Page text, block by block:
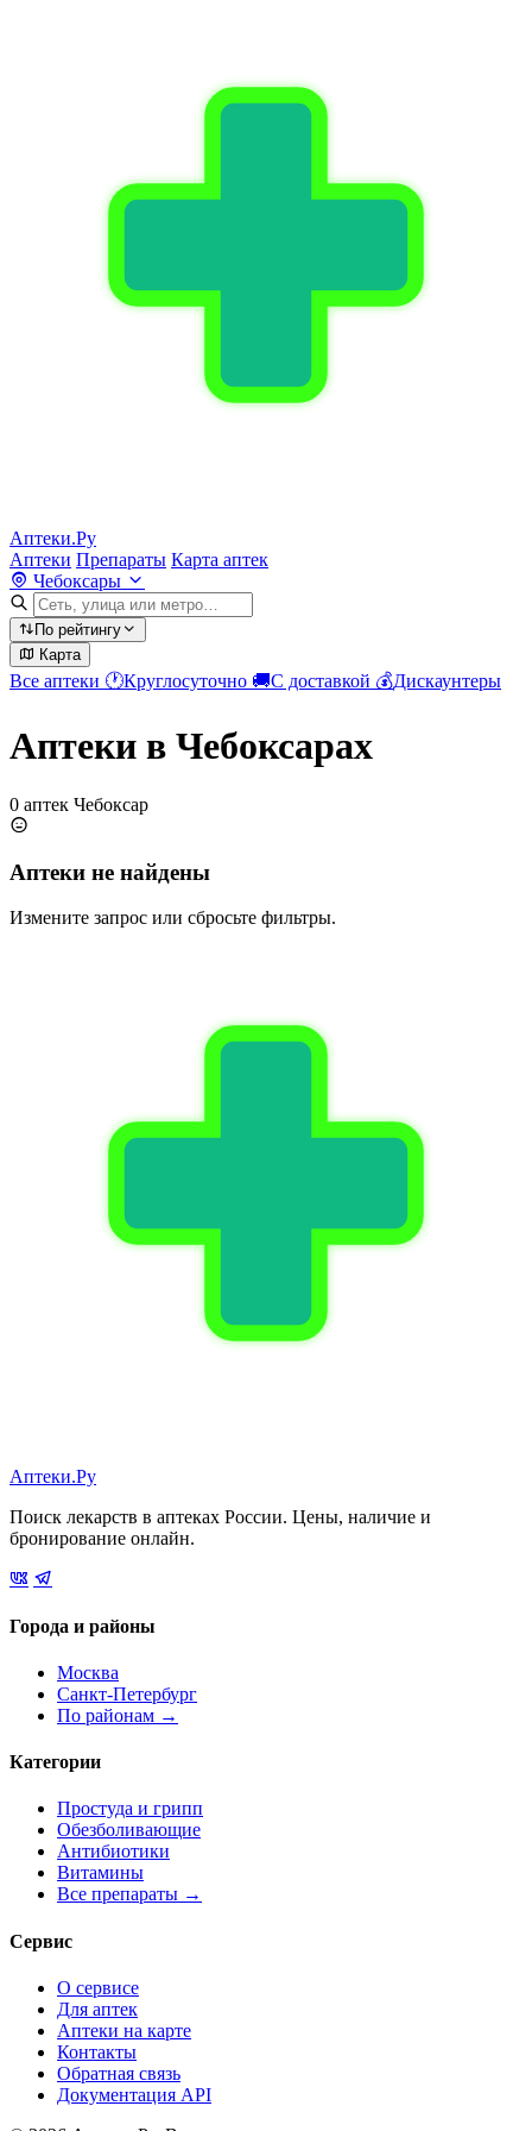
Аптеки.Ру
Аптеки Препараты Карта аптек
Чебоксары
По рейтингу
Карта
Все аптеки 🕐Круглосуточно 🚚С доставкой 💰Дискаунтеры
Аптеки в Чебоксарах
0 аптек Чебоксар
Аптеки не найдены
Измените запрос или сбросьте фильтры.
Аптеки.Ру
Поиск лекарств в аптеках России. Цены, наличие и
бронирование онлайн.
Города и районы
Москва
Санкт-Петербург
По районам →
Категории
Простуда и грипп
Обезболивающие
Антибиотики
Витамины
Все препараты →
Сервис
О сервисе
Для аптек
Аптеки на карте
Контакты
Обратная связь
Документация API